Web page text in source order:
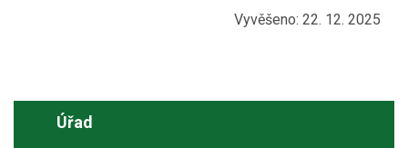
Vyvěšeno: 22. 12. 2025
Úřad